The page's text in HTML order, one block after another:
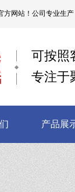
方网站！公司专业生
可按照
专注于
产品展